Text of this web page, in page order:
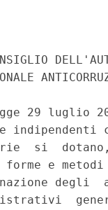
29 luglio
si
e